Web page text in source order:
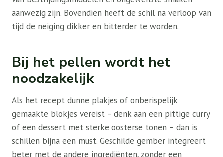
aanwezig zijn. Bovendien heeft de schil na verloop van
tijd de neiging dikker en bitterder te worden.
Bij het pellen wordt het
noodzakelijk
Als het recept dunne plakjes of onberispelijk
gemaakte blokjes vereist – denk aan een pittige curry
of een dessert met sterke oosterse tonen – dan is
schillen bijna een must. Geschilde gember integreert
beter met de andere ingrediënten, zonder een